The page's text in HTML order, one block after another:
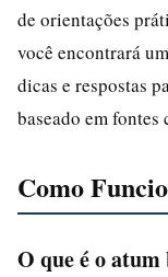
de orientações
você encontrará
dicas e respostas
baseado em
Como
O que é o atum